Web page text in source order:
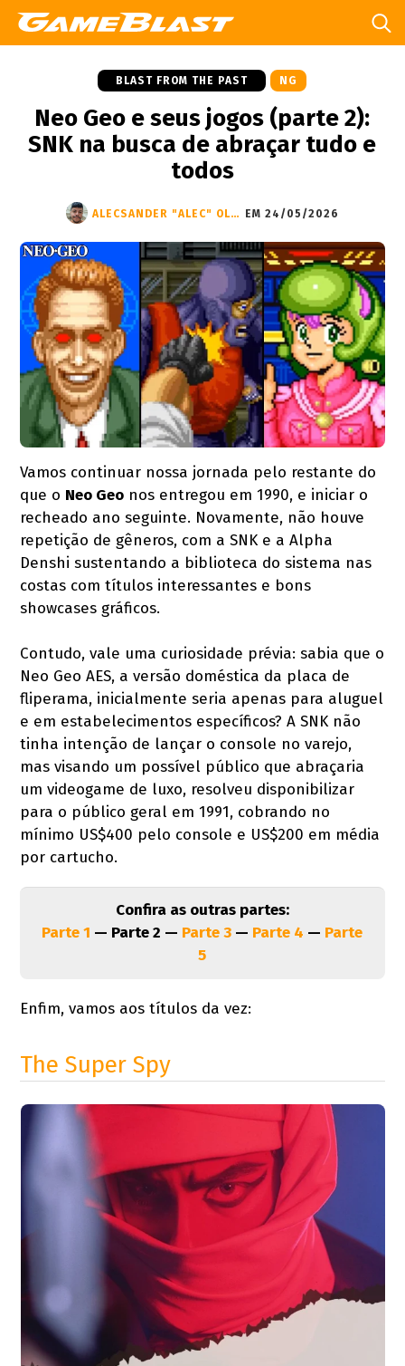
BLAST FROM THE PAST NG
Neo Geo e seus jogos (parte 2):
SNK na busca de abraçar tudo e
todos
ALECSANDER "ALEC" OLIVEIRA EM 24/05/2026
Vamos continuar nossa jornada pelo restante do
que o Neo Geo nos entregou em 1990, e iniciar o
recheado ano seguinte. Novamente, não houve
repetição de gêneros, com a SNK e a Alpha
Denshi sustentando a biblioteca do sistema nas
costas com títulos interessantes e bons
showcases gráficos.
Contudo, vale uma curiosidade prévia: sabia que o
Neo Geo AES, a versão doméstica da placa de
fliperama, inicialmente seria apenas para aluguel
e em estabelecimentos específicos? A SNK não
tinha intenção de lançar o console no varejo,
mas visando um possível público que abraçaria
um videogame de luxo, resolveu disponibilizar
para o público geral em 1991, cobrando no
mínimo US$400 pelo console e US$200 em média
por cartucho.
Confira as outras partes:
Parte 1 — Parte 2 — Parte 3 — Parte 4 — Parte
5
Enfim, vamos aos títulos da vez:
The Super Spy